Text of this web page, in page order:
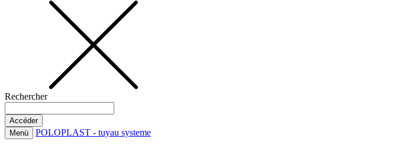
Rechercher
Menü POLOPLAST - tuyau systeme